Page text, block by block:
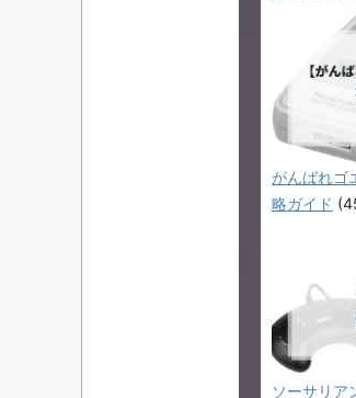
がんばれゴ
略ガイド
ソーサリア